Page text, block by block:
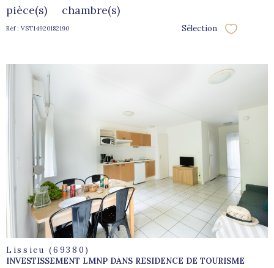
pièce(s) chambre(s)
Réf : VST14920182190 Sélection
voir le
bien
Lissieu (69380)
INVESTISSEMENT LMNP DANS RESIDENCE DE TOURISME